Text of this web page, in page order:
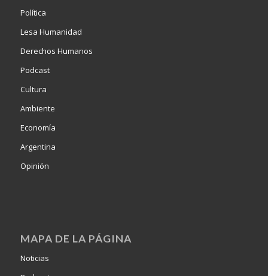
Política
Lesa Humanidad
Derechos Humanos
Podcast
Cultura
Ambiente
Economía
Argentina
Opinión
MAPA DE LA PÁGINA
Noticias